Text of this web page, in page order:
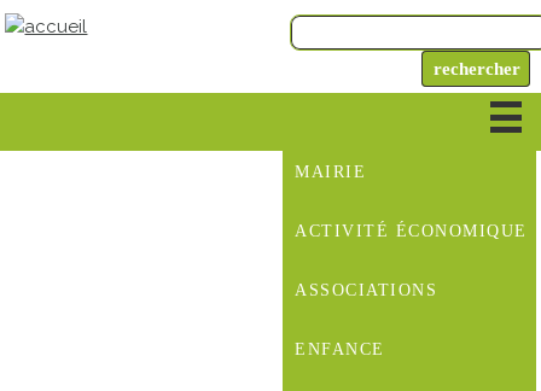
MAIRIE
ACTIVITÉ ÉCONOMIQUE
ASSOCIATIONS
ENFANCE